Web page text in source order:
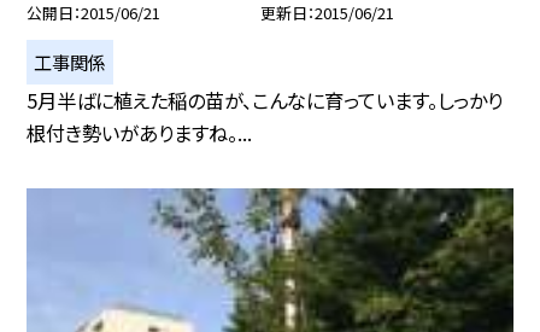
公開日 2015/06/21 更新日 2015/06/21
工事関係
5月半ばに植えた稲の苗が、こんなに育っています。しっかり
根付き勢いがありますね。...